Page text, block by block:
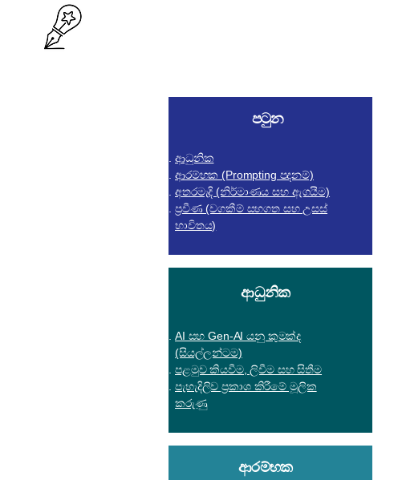
පටුන
ආධුනික
ආරම්භක (Prompting පදනම්)
අතරමැදි (නිර්මාණය සහ ඇගයීම)
ප්‍රවීණ (වගකීම් සහගත සහ උසස්
භාවිතය)
ආධුනික
AI සහ Gen-AI යනු කුමක්ද
(සියල්ලන්ටම)
පළමුව කියවීම, ලිවීම සහ සිතීම
පැහැදිලිව ප්‍රකාශ කිරීමේ මූලික
කරුණු
ආරම්භක